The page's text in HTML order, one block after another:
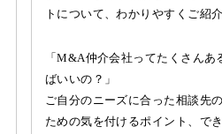
トについて、わかりやすくご紹介
「M&A仲介会社ってたくさん
ばいいの？」
ご自分のニーズに合った相談先
ための気を付けるポイント、で